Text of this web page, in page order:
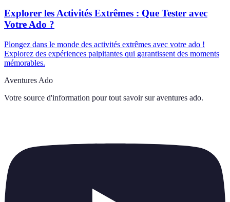
Explorer les Activités Extrêmes : Que Tester avec
Votre Ado ?
Plongez dans le monde des activités extrêmes avec votre ado !
Explorez des expériences palpitantes qui garantissent des moments
mémorables.
Aventures Ado
Votre source d'information pour tout savoir sur aventures ado.